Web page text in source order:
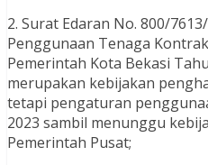
2. Surat Edaran No. 800/
Penggunaan Tenaga
Pemerintah Kota Bekasi
merupakan kebijakan
tetapi pengaturan
2023 sambil menunggu
Pemerintah Pusat;